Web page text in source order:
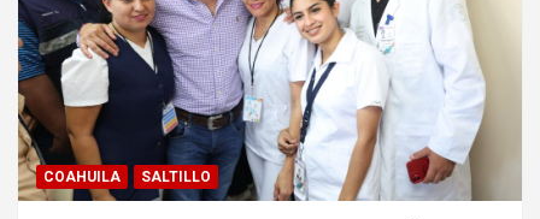
COAHUILA SALTILLO